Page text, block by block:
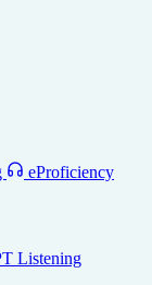
eProficiency
Listening